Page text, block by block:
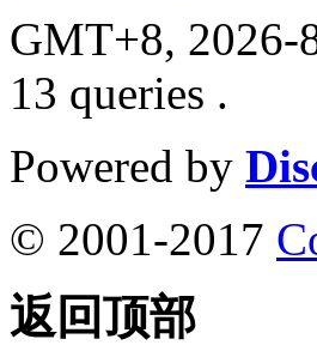
GMT+8, 2026-
13 queries .
Powered by
© 2001-2017
返回顶部